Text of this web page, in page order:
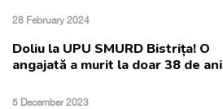
28 February 2024
Doliu la UPU SMURD Bistrița! O
angajată a murit la doar 38 de ani
5 December 2023